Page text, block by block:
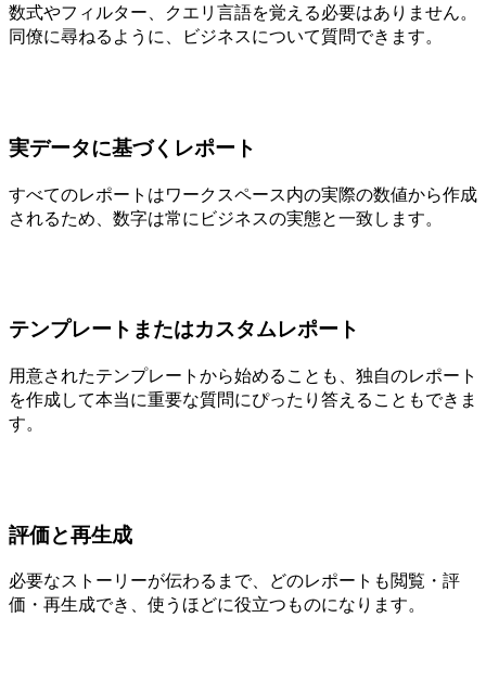
数式やフィルター、クエリ言語を覚える必要はありません。
同僚に尋ねるように、ビジネスについて質問できます。
実データに基づくレポート
すべてのレポートはワークスペース内の実際の数値から作成
されるため、数字は常にビジネスの実態と一致します。
テンプレートまたはカスタムレポート
用意されたテンプレートから始めることも、独自のレポート
を作成して本当に重要な質問にぴったり答えることもできま
す。
評価と再生成
必要なストーリーが伝わるまで、どのレポートも閲覧・評
価・再生成でき、使うほどに役立つものになります。